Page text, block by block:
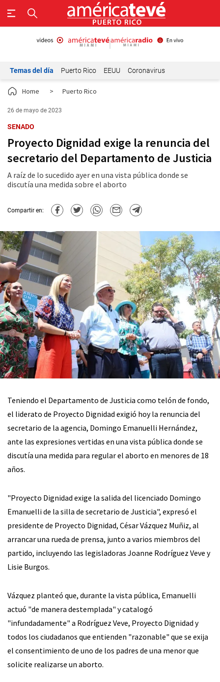
Temas del día Puerto Rico EEUU Coronavirus
Home > Puerto Rico
26 de mayo de 2023
SENADO
Proyecto Dignidad exige la renuncia del
secretario del Departamento de Justicia
A raíz de lo sucedido ayer en una vista pública donde se
discutía una medida sobre el aborto
Compartir en:
Teniendo el Departamento de Justicia como telón de fondo,
el liderato de Proyecto Dignidad exigió hoy la renuncia del
secretario de la agencia, Domingo Emanuelli Hernández,
ante las expresiones vertidas en una vista pública donde se
discutía una medida para regular el aborto en menores de 18
años.
"Proyecto Dignidad exige la salida del licenciado Domingo
Emanuelli de la silla de secretario de Justicia", expresó el
presidente de Proyecto Dignidad, César Vázquez Muñiz, al
arrancar una rueda de prensa, junto a varios miembros del
partido, incluyendo las legisladoras Joanne Rodríguez Veve y
Lisie Burgos.
Vázquez planteó que, durante la vista pública, Emanuelli
actuó "de manera destemplada" y catalogó
"infundadamente" a Rodríguez Veve, Proyecto Dignidad y
todos los ciudadanos que entienden "razonable" que se exija
el consentimiento de uno de los padres de una menor que
solicite realizarse un aborto.